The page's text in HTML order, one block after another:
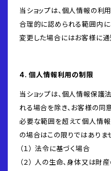
当ショップは、個人情報の利
合理的に認められる範囲内に
変更した場合にはお客様に通
4. 個人情報利用の制限
当ショップは、個人情報保護
れる場合を除き、お客様の同
必要な範囲を超えて個人情報
の場合はこの限りではありま
（１） 法令に基づく場合
（２） 人の生命、身体又は